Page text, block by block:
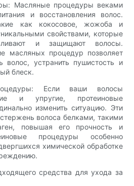
Масляные процедуры веками
и восстановления волос.
как кокосовое, жожоба и
свойствами, которые
и защищают волосы.
масляных процедур позволяет
волос, устранить пушистость и
блеск.
Если ваши волосы
и упругие, протеиновые
изменить ситуацию. Эти
волоса белками, такими
повышая его прочность и
процедуры особенно
химической обработке
средства для ухода за